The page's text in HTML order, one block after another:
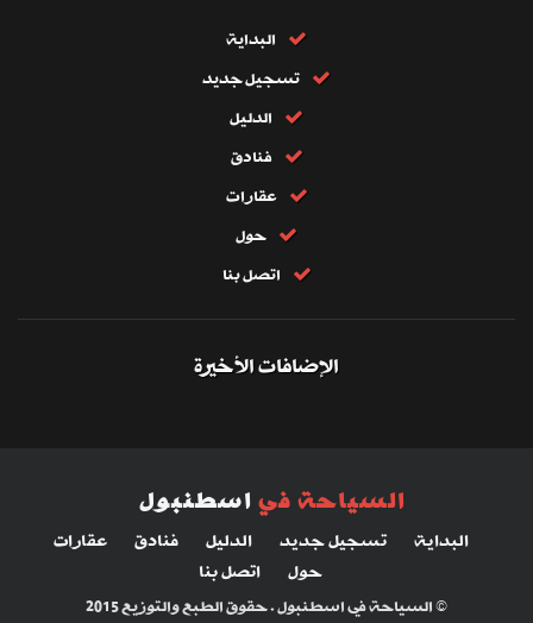
البداية
تسجيل جديد
الدليل
فنادق
عقارات
حول
اتصل بنا
الإضافات الأخيرة
السياحة فياسطنبول
البداية تسجيل جديد الدليل فنادق
عقارات
حول
اتصل بنا
© السياحة في اسطنبول . حقوق الطبع والتوزيع 2015